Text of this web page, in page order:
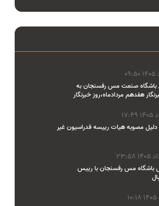
باشگاه صنعت مس رفسنجان به
هفدهم مردادماه،روز خبرنگار
دلیل مصوبه هیات رییسه فدراسیون غیر
باشگاه مس رفسنجان با رییس